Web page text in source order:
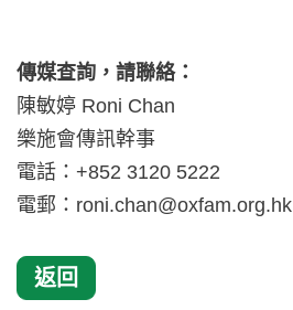
傳媒查詢，請聯絡：
陳敏婷 Roni Chan
樂施會傳訊幹事
電話：+852 3120 5222
電郵： roni.chan@oxfam.org.hk
返回